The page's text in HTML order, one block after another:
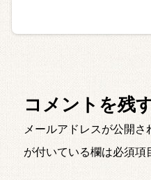
コメントを残
メールアドレスが公開さ
が付いている欄は必須項